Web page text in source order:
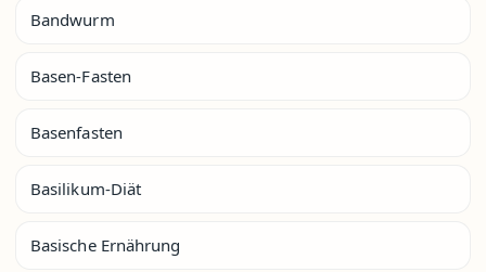
Bandwurm
Basen-Fasten
Basenfasten
Basilikum-Diät
Basische Ernährung